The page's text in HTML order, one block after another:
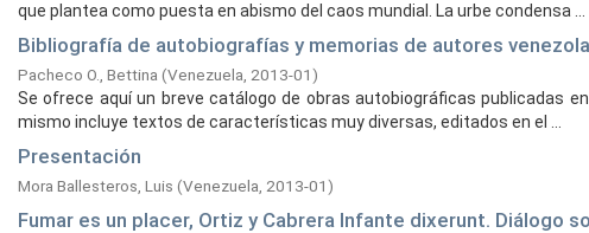
que plantea como puesta en abismo del caos mundial. La urbe condensa ...
Bibliografía de autobiografías y memorias de autores
Pacheco O., Bettina (Venezuela, 2013-01)
Se ofrece aquí un breve catálogo de obras autobiográficas publicadas
mismo incluye textos de características muy diversas, editados en el ...
Presentación
Mora Ballesteros, Luis (Venezuela, 2013-01)
Fumar es un placer, Ortiz y Cabrera Infante dixerunt. Diálogo